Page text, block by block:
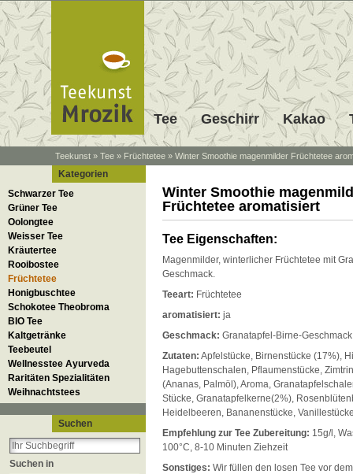
Tee Geschirr Kakao
Teekunst » Tee » Früchtetee » Winter Smoothie magenmilder Früchtetee
Kategorien
Schwarzer Tee
Grüner Tee
Oolongtee
Weisser Tee
Kräutertee
Rooibostee
Früchtetee
Honigbuschtee
Schokotee Theobroma
BIO Tee
Kaltgetränke
Teebeutel
Wellnesstee Ayurveda
Raritäten Spezialitäten
Weihnachtstees
Suchen
Suchen in
Winter Smoothie
Früchtetee aromatisiert
Tee Eigenschaften:
Magenmilder, winterlicher Früchtetee mit
Geschmack.
Teeart: Früchtetee
aromatisiert: ja
Geschmack: Granatapfel-Birne-Geschmack
Zutaten: Apfelstücke, Birnenstücke (17%),
Hagebuttenschalen, Pflaumenstücke,
(Ananas, Palmöl), Aroma,
Stücke, Granatapfelkerne(2%),
Heidelbeeren, Bananenstücke,
Empfehlung zur Tee Zubereitung: 15g/l,
100°C, 8-10 Minuten Ziehzeit
Sonstiges: Wir füllen den losen Tee vor